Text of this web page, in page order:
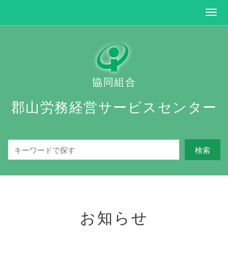
協同組合
郡山労務経営サービスセンター
お知らせ